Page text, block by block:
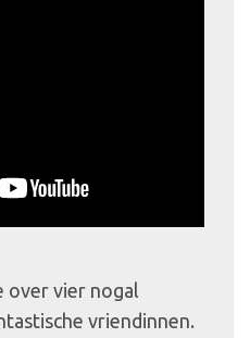
over vier nogal
vriendinnen.